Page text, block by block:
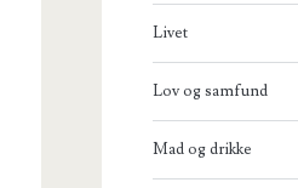
Livet
Lov og samfund
Mad og drikke